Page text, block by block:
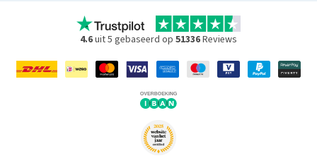
4.6uit 5 gebaseerd op 51336Reviews